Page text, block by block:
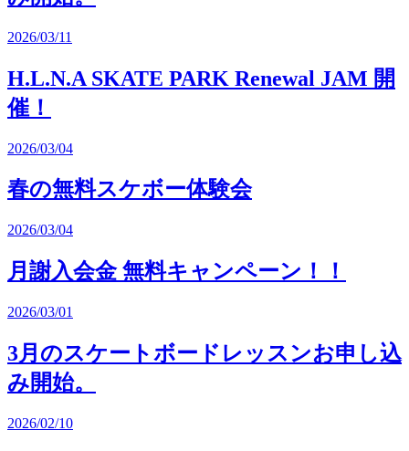
2026/03/11
H.L.N.A SKATE PARK Renewal JAM 開
催！
2026/03/04
春の無料スケボー体験会
2026/03/04
月謝入会金 無料キャンペーン！！
2026/03/01
3月のスケートボードレッスンお申し込
み開始。
2026/02/10